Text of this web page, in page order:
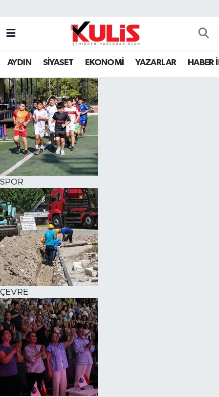
AYDIN SİYASET EKONOMİ YAZARLAR HABER
SPOR
ÇEVRE